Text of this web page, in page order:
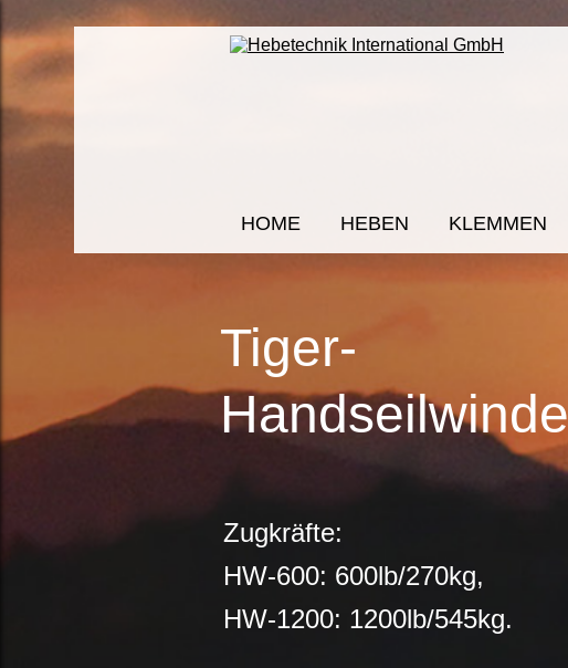
HOME HEBEN KLEMMEN
Tiger-
Handseilwinde
Zugkräfte:
HW-600: 600lb/270kg,
HW-1200: 1200lb/545kg.